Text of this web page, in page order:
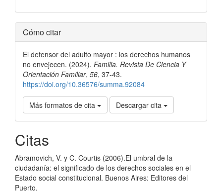
Detalles
del
artículo
Cómo citar
El defensor del adulto mayor : los derechos humanos
no envejecen. (2024). Familia. Revista De Ciencia Y
Orientación Familiar, 56, 37-43.
https://doi.org/10.36576/summa.92084
Más formatos de cita Descargar cita
Citas
Abramovich, V. y C. Courtis (2006).El umbral de la
ciudadanía: el significado de los derechos sociales en el
Estado social constitucional. Buenos Aires: Editores del
Puerto.